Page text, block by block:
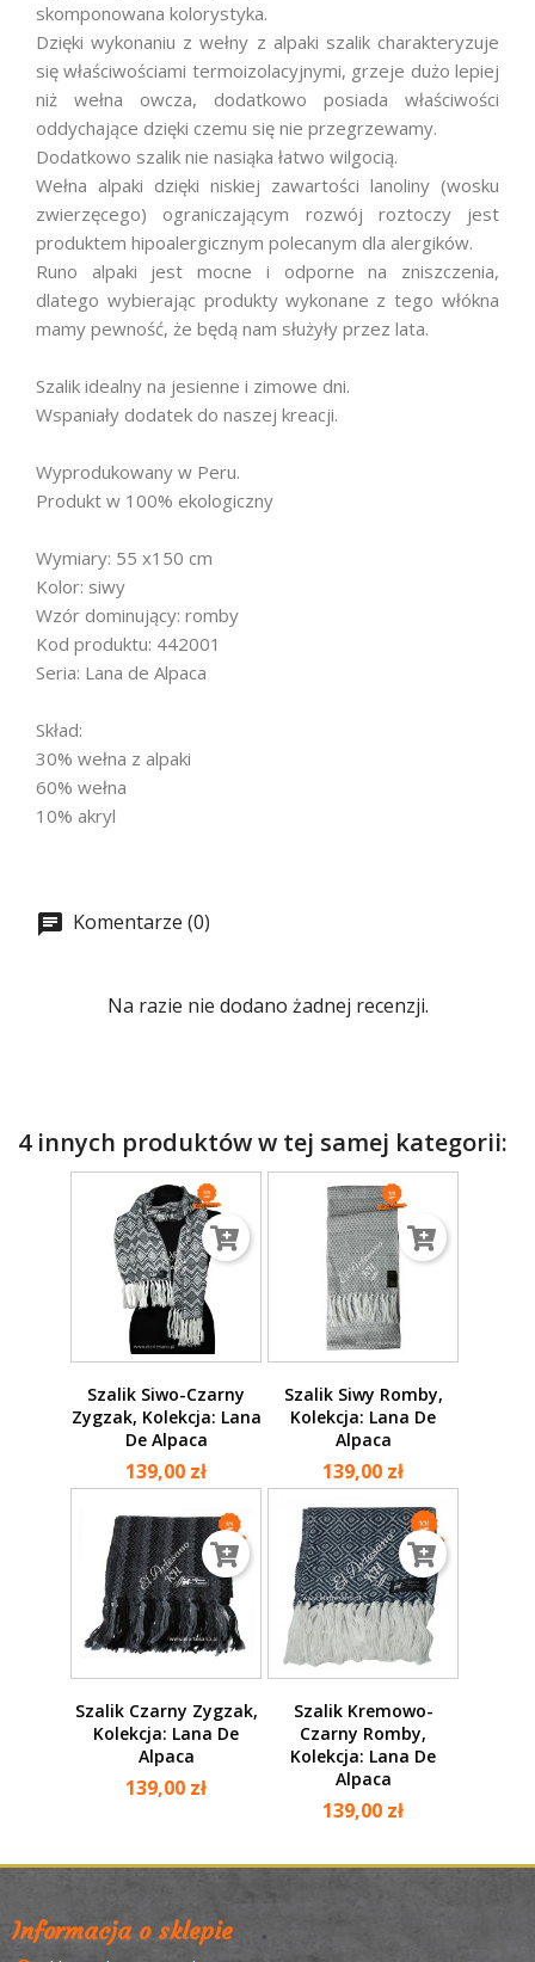
skomponowana kolorystyka.
Dzięki wykonaniu z wełny z alpaki szalik charakteryzuje
się właściwościami termoizolacyjnymi, grzeje dużo lepiej
niż wełna owcza, dodatkowo posiada właściwości
oddychające dzięki czemu się nie przegrzewamy.
Dodatkowo szalik nie nasiąka łatwo wilgocią.
Wełna alpaki dzięki niskiej zawartości lanoliny (wosku
zwierzęcego) ograniczającym rozwój roztoczy jest
produktem hipoalergicznym polecanym dla alergików.
Runo alpaki jest mocne i odporne na zniszczenia,
dlatego wybierając produkty wykonane z tego włókna
mamy pewność, że będą nam służyły przez lata.
Szalik idealny na jesienne i zimowe dni.
Wspaniały dodatek do naszej kreacji.
Wyprodukowany w Peru.
Produkt w 100% ekologiczny
Wymiary: 55 x150 cm
Kolor: siwy
Wzór dominujący: romby
Kod produktu: 442001
Seria: Lana de Alpaca
Skład:
30% wełna z alpaki
60% wełna
10% akryl
Komentarze (0)
Na razie nie dodano żadnej recenzji.
4 innych produktów w tej samej kategorii:
Szalik Siwo-Czarny
Zygzak, Kolekcja: Lana
De Alpaca
139,00 zł
Szalik Siwy Romby,
Kolekcja: Lana De
Alpaca
139,00 zł
Szalik Czarny Zygzak,
Kolekcja: Lana De
Alpaca
139,00 zł
Szalik Kremowo-
Czarny Romby,
Kolekcja: Lana De
Alpaca
139,00 zł
Informacja o sklepie